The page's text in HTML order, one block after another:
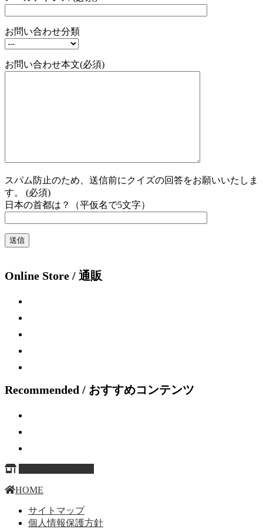
お問い合わせ分類
お問い合わせ本文(必須)
スパム防止のため、送信前にクイズの回答をお願いいたしま
す。 (必須)
日本の首都は？（平仮名で5文字）
Online Store / 通販
Recommended / おすすめコンテンツ
HOME
サイトマップ
個人情報保護方針